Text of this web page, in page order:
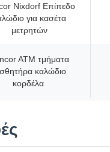
Nixdorf Επίπεδο
για κασέτα
μετρητών
ATM τμήματα
καλώδιο
κορδέλα